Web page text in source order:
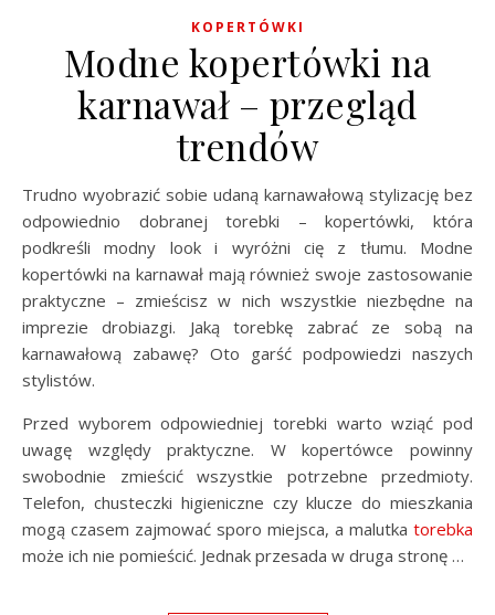
KOPERTÓWKI
Modne kopertówki na
karnawał – przegląd
trendów
Trudno wyobrazić sobie udaną karnawałową stylizację bez
odpowiednio dobranej torebki – kopertówki, która
podkreśli modny look i wyróżni cię z tłumu. Modne
kopertówki na karnawał mają również swoje zastosowanie
praktyczne – zmieścisz w nich wszystkie niezbędne na
imprezie drobiazgi. Jaką torebkę zabrać ze sobą na
karnawałową zabawę? Oto garść podpowiedzi naszych
stylistów.
Przed wyborem odpowiedniej torebki warto wziąć pod
uwagę względy praktyczne. W kopertówce powinny
swobodnie zmieścić wszystkie potrzebne przedmioty.
Telefon, chusteczki higieniczne czy klucze do mieszkania
mogą czasem zajmować sporo miejsca, a malutka torebka
może ich nie pomieścić. Jednak przesada w druga stronę …